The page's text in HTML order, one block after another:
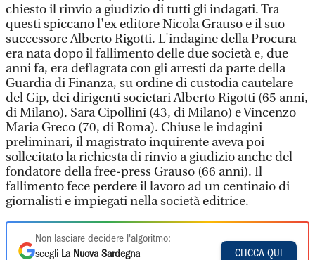
chiesto il rinvio a giudizio di tutti gli indagati. Tra
questi spiccano l'ex editore Nicola Grauso e il suo
successore Alberto Rigotti. L'indagine della Procura
era nata dopo il fallimento delle due società e, due
anni fa, era deflagrata con gli arresti da parte della
Guardia di Finanza, su ordine di custodia cautelare
del Gip, dei dirigenti societari Alberto Rigotti (65 anni,
di Milano), Sara Cipollini (43, di Milano) e Vincenzo
Maria Greco (70, di Roma). Chiuse le indagini
preliminari, il magistrato inquirente aveva poi
sollecitato la richiesta di rinvio a giudizio anche del
fondatore della free-press Grauso (66 anni). Il
fallimento fece perdere il lavoro ad un centinaio di
giornalisti e impiegati nella società editrice.
Non lasciare decidere l'algoritmo:
scegli La Nuova Sardegna
CLICCA QUI